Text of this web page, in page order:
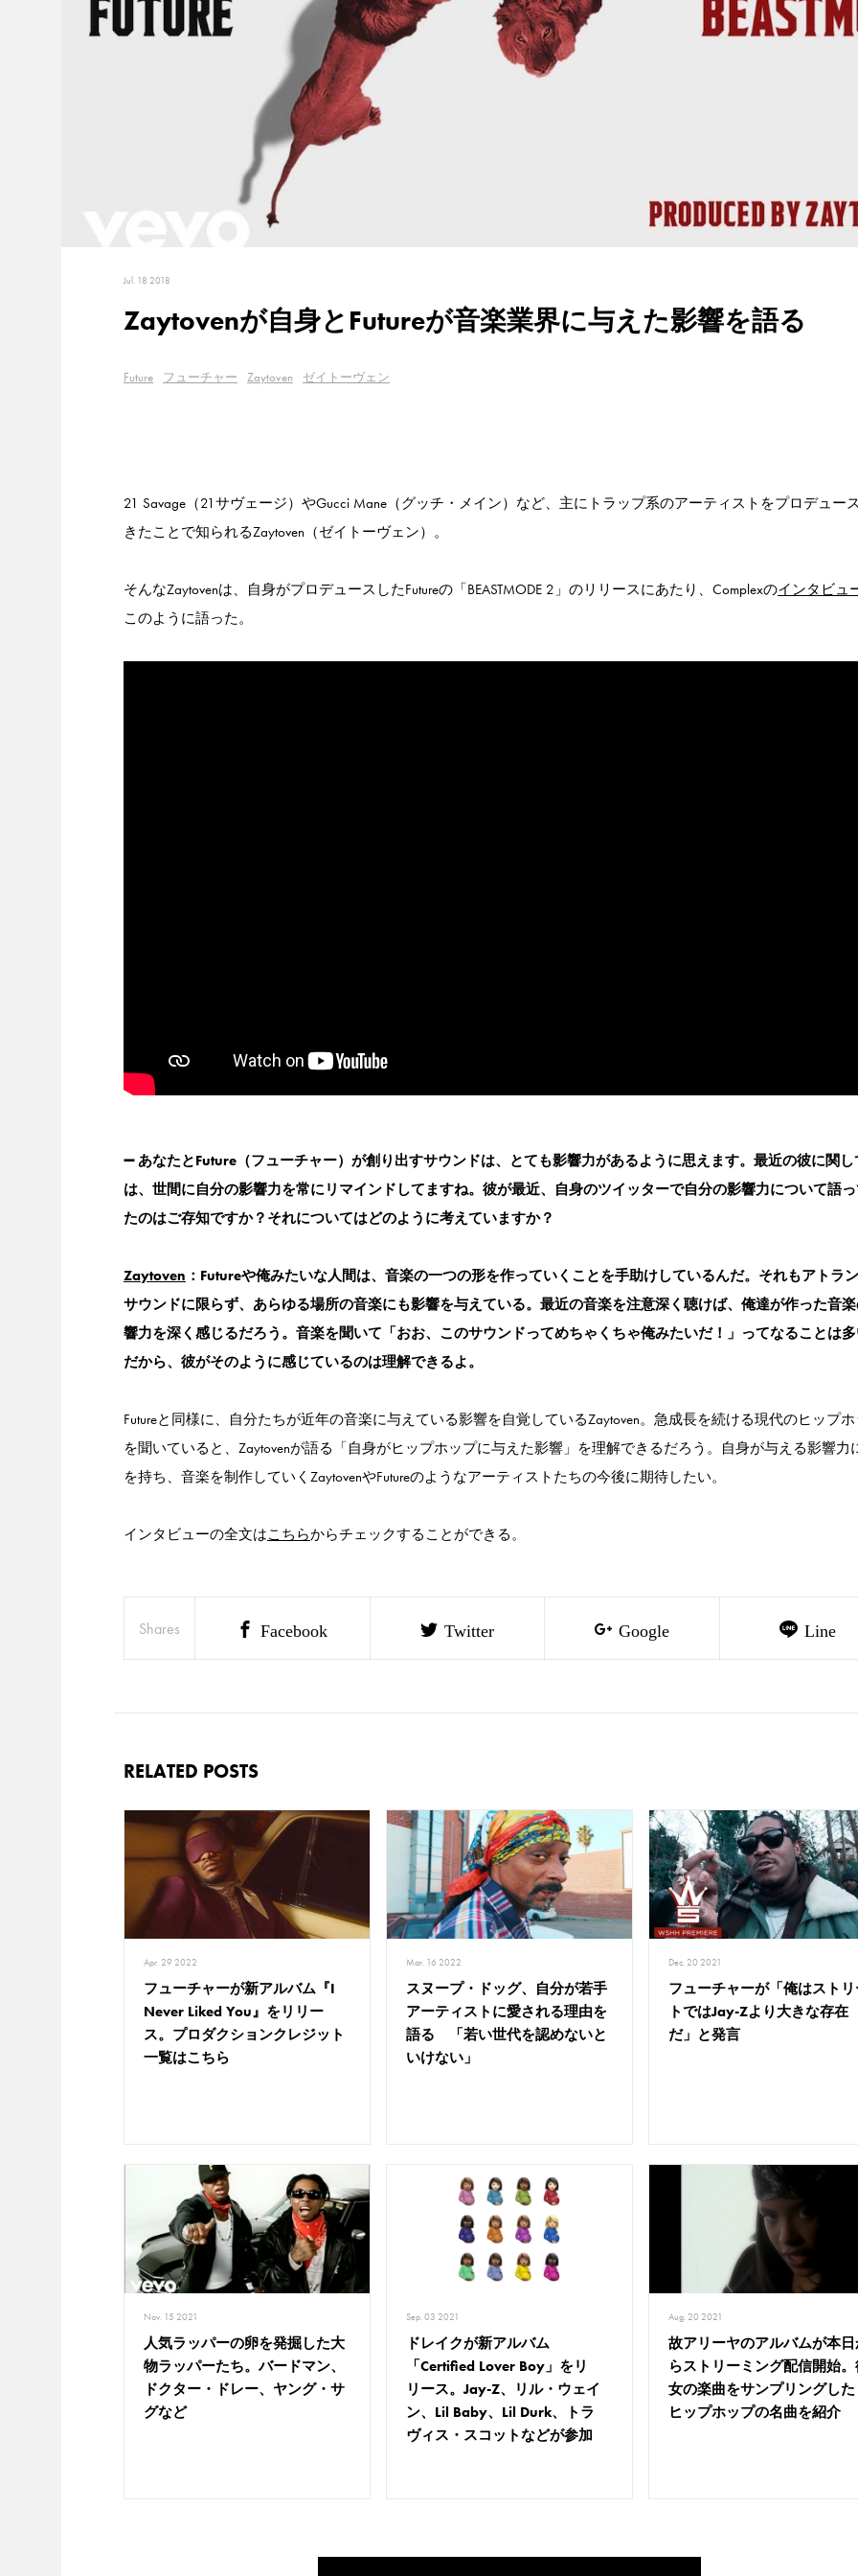
Jul. 18 2018
Zaytovenが自身とFutureが音楽業界に与えた影響を語る
Future フューチャー Zaytoven ゼイトーヴェン
21 Savage（21サヴェージ）やGucci Mane（グッチ・メイン）など、主にトラップ系のアーティストをプロデュー
きたことで知られるZaytoven（ゼイトーヴェン）。
そんなZaytovenは、自身がプロデュースしたFutureの「BEASTMODE 2」のリリースにあたり、Complexのインタビュ
このように語った。
➖ あなたとFuture（フューチャー）が創り出すサウンドは、とても影響力があるように思えます。最近の彼に関し
は、世間に自分の影響力を常にリマインドしてますね。彼が最近、自身のツイッターで自分の影響力について語
たのはご存知ですか？それについてはどのように考えていますか？
Zaytoven ：Futureや俺みたいな人間は、音楽の一つの形を作っていくことを手助けしているんだ。それもアトラ
サウンドに限らず、あらゆる場所の音楽にも影響を与えている。最近の音楽を注意深く聴けば、俺達が作った音
響力を深く感じるだろう。音楽を聞いて「おお、このサウンドってめちゃくちゃ俺みたいだ！」ってなることは
だから、彼がそのように感じているのは理解できるよ。
Futureと同様に、自分たちが近年の音楽に与えている影響を自覚しているZaytoven。急成長を続ける現代のヒップ
を聞いていると、Zaytovenが語る「自身がヒップホップに与えた影響」を理解できるだろう。自身が与える影響力
を持ち、音楽を制作していくZaytovenやFutureのようなアーティストたちの今後に期待したい。
インタビューの全文はこちらからチェックすることができる。
Shares Facebook Twitter Google Line
RELATED POSTS
Apr. 29 2022
フューチャーが新アルバム『I
Never Liked You』をリリー
ス。プロダクションクレジット
一覧はこちら
Mar. 16 2022
スヌープ・ドッグ、自分が若手
アーティストに愛される理由を
語る 「若い世代を認めないと
いけない」
Dec. 20 2021
フューチャーが「俺はスト
トではJay-Zより大きな存在
だ」と発言
Nov. 15 2021
人気ラッパーの卵を発掘した大
物ラッパーたち。バードマン、
ドクター・ドレー、ヤング・サ
グなど
Sep. 03 2021
ドレイクが新アルバム
「Certified Lover Boy」をリ
リース。Jay-Z、リル・ウェイ
ン、Lil Baby、Lil Durk、トラ
ヴィス・スコットなどが参加
Aug. 20 2021
故アリーヤのアルバムが本
らストリーミング配信開始
女の楽曲をサンプリングした
ヒップホップの名曲を紹介